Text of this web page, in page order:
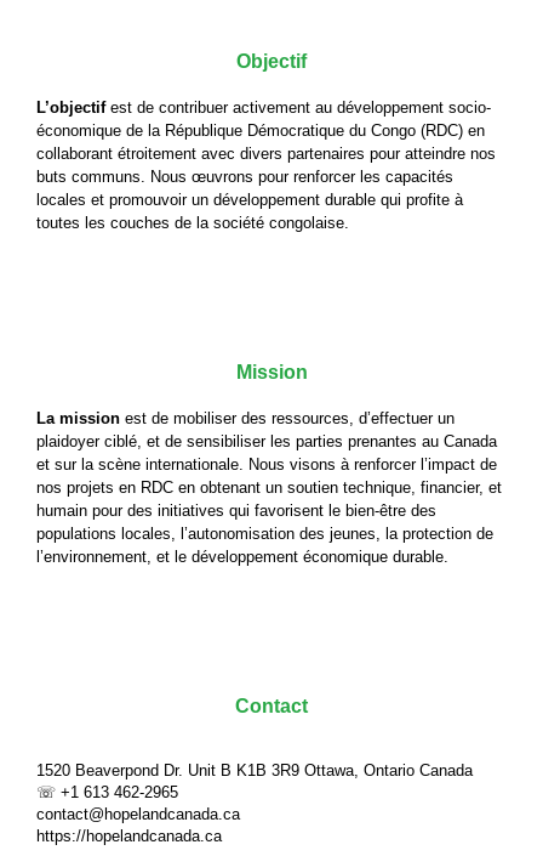
Objectif
L’objectifest de contribuer activement au développement socio-
économique de la République Démocratique du Congo (RDC) en
collaborant étroitement avec divers partenaires pour atteindre nos
buts communs. Nous œuvrons pour renforcer les capacités
locales et promouvoir un développement durable qui profite à
toutes les couches de la société congolaise.
Mission
La mission est de mobiliser des ressources, d’effectuer un
plaidoyer ciblé, et de sensibiliser les parties prenantes au Canada
et sur la scène internationale. Nous visons à renforcer l’impact de
nos projets en RDC en obtenant un soutien technique, financier, et
humain pour des initiatives qui favorisent le bien-être des
populations locales, l’autonomisation des jeunes, la protection de
l’environnement, et le développement économique durable.
Contact
1520 Beaverpond Dr. Unit B K1B 3R9 Ottawa, Ontario Canada
☏ +1 613 462-2965
contact@hopelandcanada.ca
https://hopelandcanada.ca